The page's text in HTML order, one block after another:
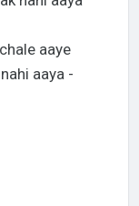
aaye
aaya -